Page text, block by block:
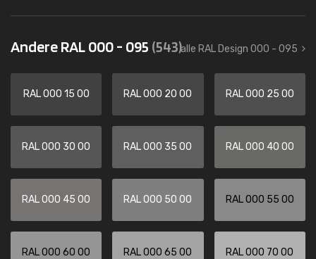
Andere RAL 000 - 095 (543)alle RAL Design 000 - 095
RAL 000 15 00 RAL 000 20 00 RAL 000 25 00
RAL 000 30 00 RAL 000 35 00 RAL 000 40 00
RAL 000 45 00 RAL 000 50 00 RAL 000 55 00
RAL 000 60 00 RAL 000 65 00 RAL 000 70 00